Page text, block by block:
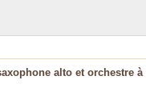
alto et orchestre